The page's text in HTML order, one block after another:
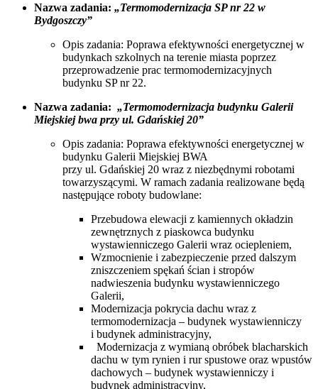
Nazwa zadania: „Termomodernizacja SP nr 22 w
Bydgoszczy”
Opis zadania: Poprawa efektywności energetycznej w
budynkach szkolnych na terenie miasta poprzez
przeprowadzenie prac termomodernizacyjnych
budynku SP nr 22.
Nazwa zadania: „Termomodernizacja budynku Galerii
Miejskiej bwa przy ul. Gdańskiej 20”
Opis zadania: Poprawa efektywności energetycznej w
budynku Galerii Miejskiej BWA
przy ul. Gdańskiej 20 wraz z niezbędnymi robotami
towarzyszącymi. W ramach zadania realizowane będą
następujące roboty budowlane:
Przebudowa elewacji z kamiennych okładzin
zewnętrznych z piaskowca budynku
wystawienniczego Galerii wraz ociepleniem,
Wzmocnienie i zabezpieczenie przed dalszym
zniszczeniem spękań ścian i stropów
nadwieszenia budynku wystawienniczego
Galerii,
Modernizacja pokrycia dachu wraz z
termomodernizacja – budynek wystawienniczy
i budynek administracyjny,
Modernizacja z wymianą obróbek blacharskich
dachu w tym rynien i rur spustowe oraz wpustów
dachowych – budynek wystawienniczy i
budynek administracyjny,